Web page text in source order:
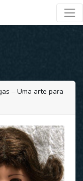
– Uma arte para